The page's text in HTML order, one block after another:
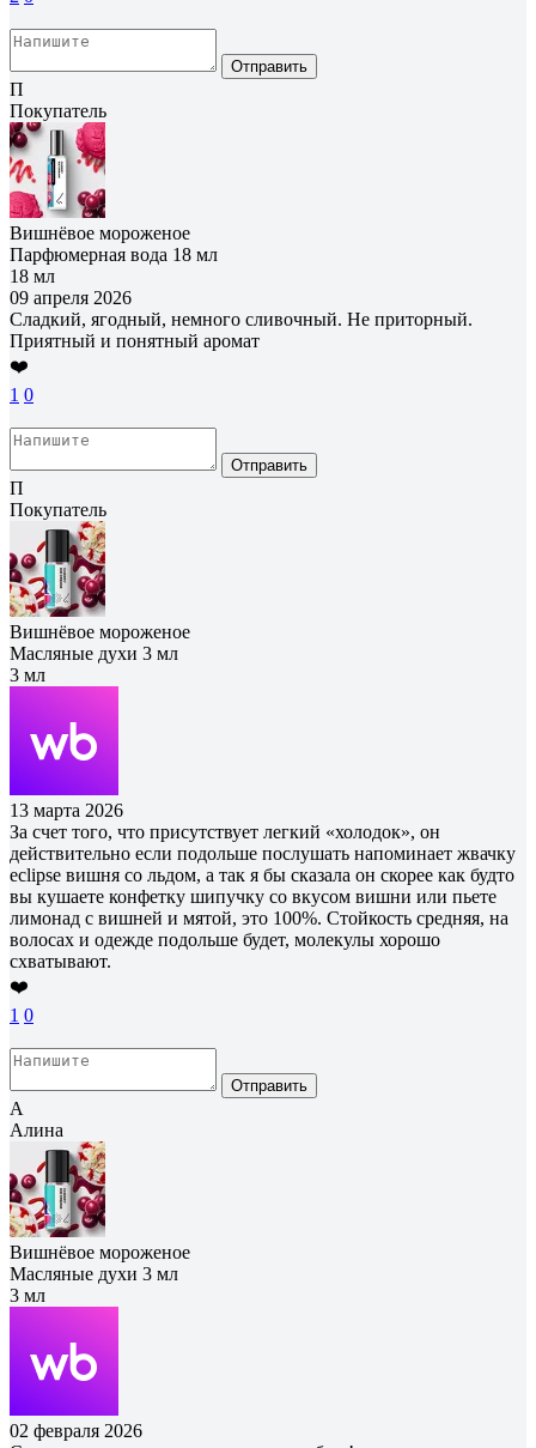
Отправить
П
Покупатель
Вишнёвое мороженое
Парфюмерная вода 18 мл
18 мл
09 апреля 2026
Сладкий, ягодный, немного сливочный. Не приторный.
Приятный и понятный аромат
❤️
1 0
Отправить
П
Покупатель
Вишнёвое мороженое
Масляные духи 3 мл
3 мл
13 марта 2026
За счет того, что присутствует легкий «холодок», он
действительно если подольше послушать напоминает жвачку
eclipse вишня со льдом, а так я бы сказала он скорее как будто
вы кушаете конфетку шипучку со вкусом вишни или пьете
лимонад с вишней и мятой, это 100%. Стойкость средняя, на
волосах и одежде подольше будет, молекулы хорошо
схватывают.
❤️
1 0
Отправить
А
Алина
Вишнёвое мороженое
Масляные духи 3 мл
3 мл
02 февраля 2026